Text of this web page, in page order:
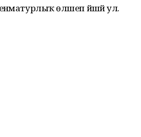
өләшеп йәшәй ул.